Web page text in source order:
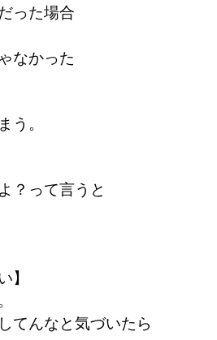
った場合
なかった
う。
？って言うと
】
てんなと気づいたら